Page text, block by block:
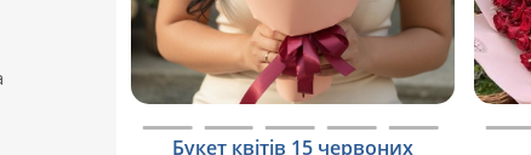
Букет квітів 15 червоних